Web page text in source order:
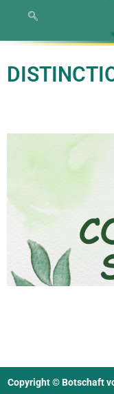
Copyright © Botschaft